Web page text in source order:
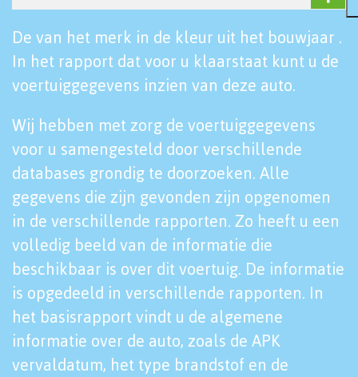
De van het merk in de kleur uit het bouwjaar .
In het rapport dat voor u klaarstaat kunt u de
voertuiggegevens inzien van deze auto.
Wij hebben met zorg de voertuiggegevens
voor u samengesteld door verschillende
databases grondig te doorzoeken. Alle
gegevens die zijn gevonden zijn opgenomen
in de verschillende rapporten. Zo heeft u een
volledig beeld van de informatie die
beschikbaar is over dit voertuig. De informatie
is opgedeeld in verschillende rapporten. In
het basisrapport vindt u de algemene
informatie over de auto, zoals de APK
vervaldatum, het type brandstof en de